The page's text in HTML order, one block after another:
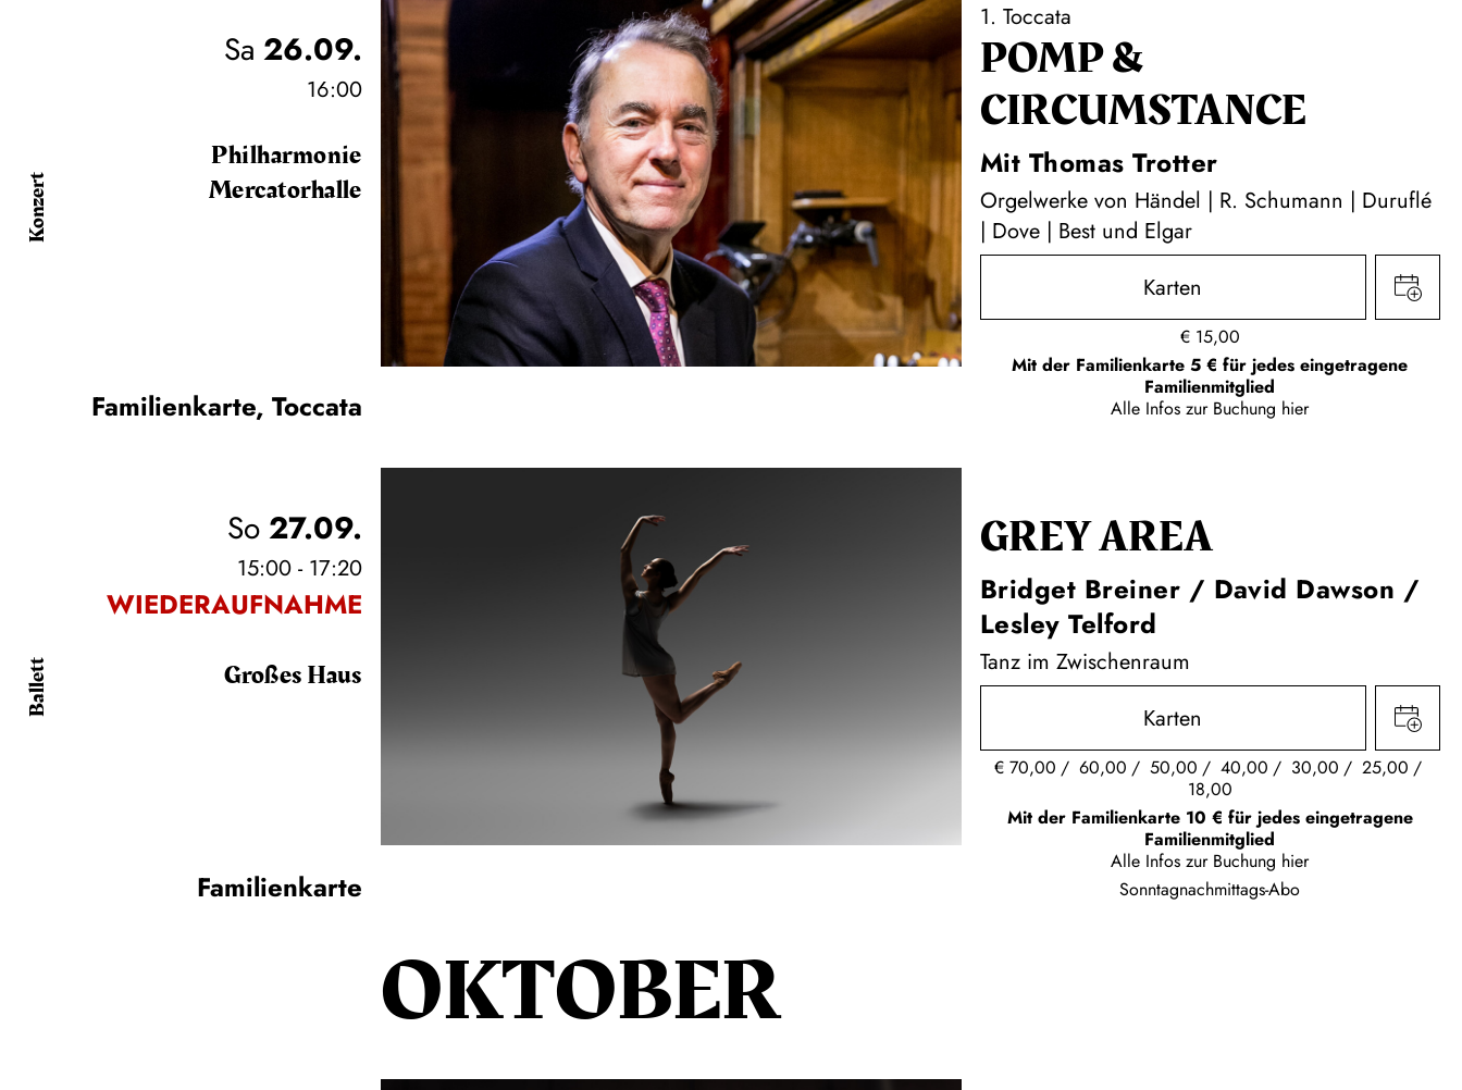
Konzert
Sa 26.09.
16:00
Philharmonie
Mercatorhalle
Familienkarte, Toccata
1. Toccata
POMP &
CIRCUMSTANCE
Mit Thomas Trotter
Orgelwerke von Händel | R. Schumann | Duruflé
| Dove | Best und Elgar
Karten
€ 15,00
Mit der Familienkarte 5 € für jedes eingetragene
Familienmitglied
Alle Infos zur Buchung hier
Ballett
So27.09.
15:00 - 17:20
WIEDERAUFNAHME
Großes Haus
Familienkarte
GREY AREA
Bridget Breiner / David Dawson /
Lesley Telford
Tanz im Zwischenraum
Karten
€ 70,00 60,00 50,00 40,00 30,00
25,00
18,00
Mit der Familienkarte 10 € für jedes eingetragene
Familienmitglied
Alle Infos zur Buchung hier
Sonntagnachmittags-Abo
OKTOBER